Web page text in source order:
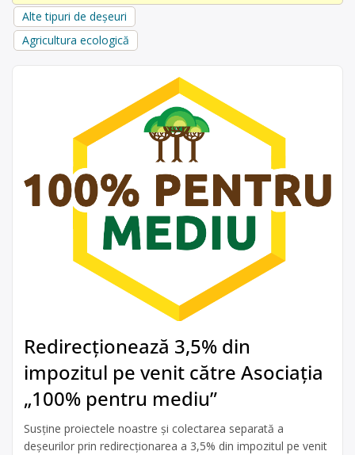
Alte tipuri de deșeuri
Agricultura ecologică
Redirecționează 3,5% din
impozitul pe venit către Asociația
„100% pentru mediu”
Susține proiectele noastre și colectarea separată a
deșeurilor prin redirecționarea a 3,5% din impozitul pe venit